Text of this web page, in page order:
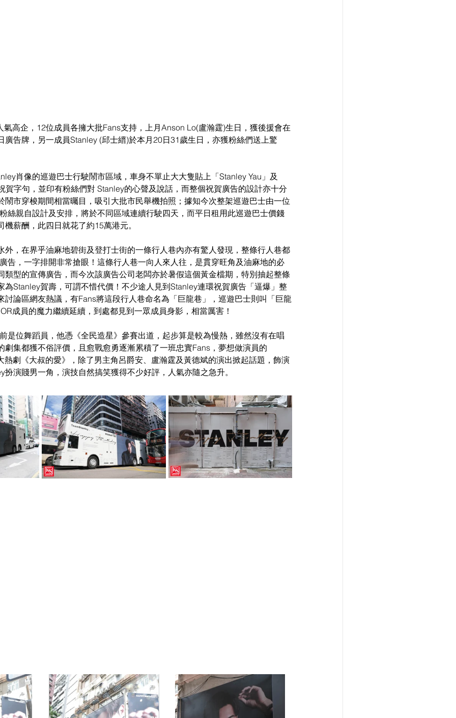
氣高企，12位成員各擁大批Fans支持，上月Anson Lo(盧瀚霆)生日，獲後援會在
廣告牌，另一成員Stanley (邱士縉)於本月20日31歲生日，亦獲粉絲們送上驚
肖像的巡遊巴士行駛鬧市區域，車身不單止大大隻貼上「Stanley Yau」及
賀字句，並印有粉絲們對 Stanley的心聲及說話，而整個祝賀廣告的設計亦十分
鬧市穿梭期間相當曯目，吸引大批市民舉機拍照；據知今次整架巡遊巴士由一位
絲親自設計及安排，將於不同區域連續行駛四天，而平日租用此巡遊巴士價錢
薪酬，此四日就花了約15萬港元。
外，在界乎油麻地碧街及登打士街的一條行人巷內亦有驚人發現，整條行人巷都
告，一字排開非常搶眼！這條行人巷一向人來人往，是貫穿旺角及油麻地的必
類型的宣傳廣告，而今次該廣告公司老闆亦於暑假這個黃金檔期，特別抽起整條
為Stanley賀壽，可謂不惜代價！不少途人見到Stanley連環祝賀廣告「逼爆」整
討論區網友熱議，有Fans將這段行人巷命名為「巨龍巷」，巡遊巴士則叫「巨龍
成員的魔力繼續延續，到處都見到一眾成員身影，相當厲害！
是位舞蹈員，他憑《全民造星》參賽出道，起步算是較為慢熱，雖然沒有在唱
劇集都獲不俗評價，且愈戰愈勇逐漸累積了一班忠實Fans，夢想做演員的
熱劇《大叔的愛》，除了男主角呂爵安、盧瀚霆及黃德斌的演出掀起話題，飾演
演賤男一角，演技自然搞笑獲得不少好評，人氣亦隨之急升。